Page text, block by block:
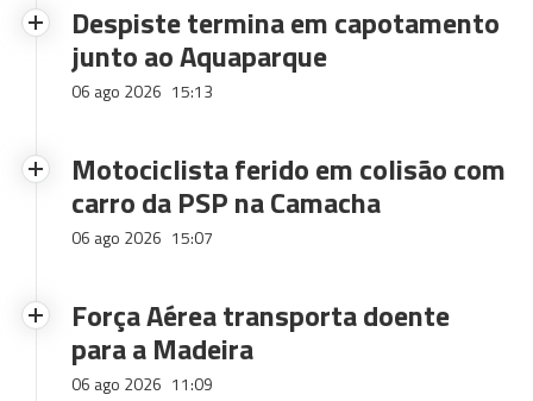
Despiste termina em capotamento
junto ao Aquaparque
06 ago 2026 15:13
Motociclista ferido em colisão com
carro da PSP na Camacha
06 ago 2026 15:07
Força Aérea transporta doente
para a Madeira
06 ago 2026 11:09